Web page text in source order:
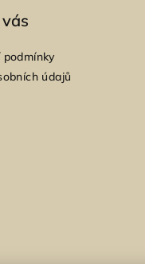
podmínky
údajů